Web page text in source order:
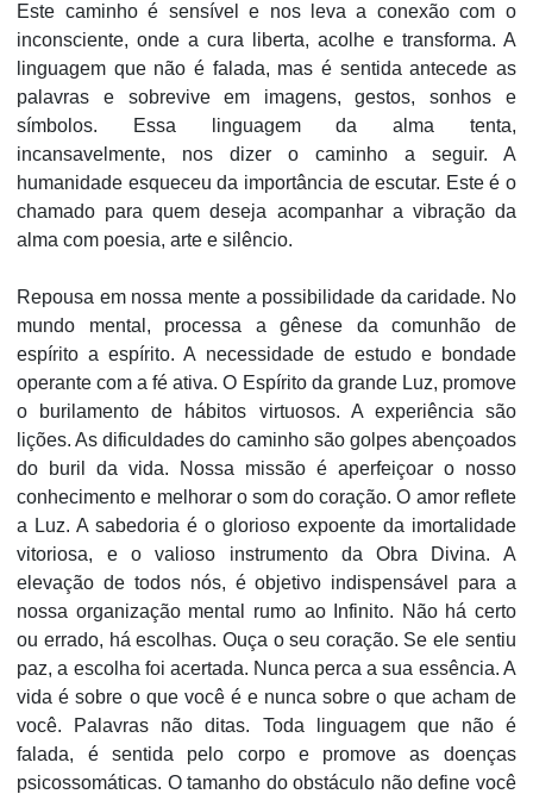
Este caminho é sensível e nos leva a conexão com o
inconsciente, onde a cura liberta, acolhe e transforma. A
linguagem que não é falada, mas é sentida antecede as
palavras e sobrevive em imagens, gestos, sonhos e
símbolos. Essa linguagem da alma tenta,
incansavelmente, nos dizer o caminho a seguir. A
humanidade esqueceu da importância de escutar. Este é o
chamado para quem deseja acompanhar a vibração da
alma com poesia, arte e silêncio.
Repousa em nossa mente a possibilidade da caridade. No
mundo mental, processa a gênese da comunhão de
espírito a espírito. A necessidade de estudo e bondade
operante com a fé ativa. O Espírito da grande Luz, promove
o burilamento de hábitos virtuosos. A experiência são
lições. As dificuldades do caminho são golpes abençoados
do buril da vida. Nossa missão é aperfeiçoar o nosso
conhecimento e melhorar o som do coração. O amor reflete
a Luz. A sabedoria é o glorioso expoente da imortalidade
vitoriosa, e o valioso instrumento da Obra Divina. A
elevação de todos nós, é objetivo indispensável para a
nossa organização mental rumo ao Infinito. Não há certo
ou errado, há escolhas. Ouça o seu coração. Se ele sentiu
paz, a escolha foi acertada. Nunca perca a sua essência. A
vida é sobre o que você é e nunca sobre o que acham de
você. Palavras não ditas. Toda linguagem que não é
falada, é sentida pelo corpo e promove as doenças
psicossomáticas. O tamanho do obstáculo não define você